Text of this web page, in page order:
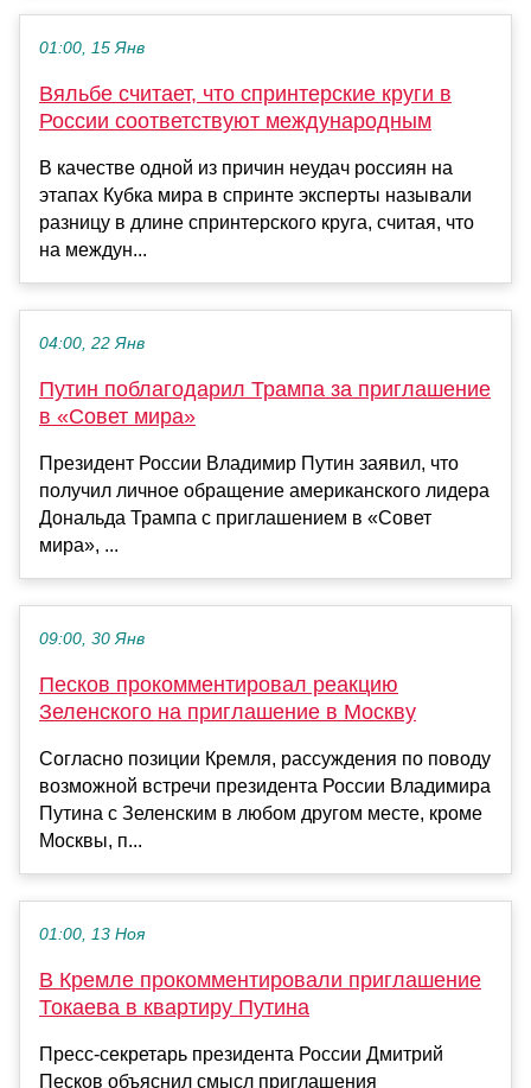
01:00, 15 Янв
Вяльбе считает, что спринтерские круги в
России соответствуют международным
В качестве одной из причин неудач россиян на
этапах Кубка мира в спринте эксперты называли
разницу в длине спринтерского круга, считая, что
на междун...
04:00, 22 Янв
Путин поблагодарил Трампа за приглашение
в «Совет мира»
Президент России Владимир Путин заявил, что
получил личное обращение американского лидера
Дональда Трампа с приглашением в «Совет
мира», ...
09:00, 30 Янв
Песков прокомментировал реакцию
Зеленского на приглашение в Москву
Согласно позиции Кремля, рассуждения по поводу
возможной встречи президента России Владимира
Путина с Зеленским в любом другом месте, кроме
Москвы, п...
01:00, 13 Ноя
В Кремле прокомментировали приглашение
Токаева в квартиру Путина
Пресс-секретарь президента России Дмитрий
Песков объяснил смысл приглашения